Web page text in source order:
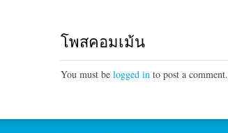
โพสคอมเม้น
You must be logged in to post a comment.